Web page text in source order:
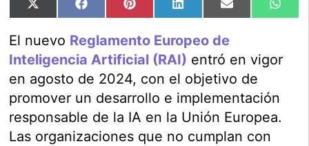
Compartir
en
X
Compartir
en
FacebookCompartir
en
PinterestCompartir
en
LinkedInCompartir
en
Email
en
El nuevo Reglamento Europeo de
Inteligencia Artificial (RAI) entró en vigor
en agosto de 2024, con el objetivo de
promover un desarrollo e implementación
responsable de la IA en la Unión Europea.
Las organizaciones que no cumplan con